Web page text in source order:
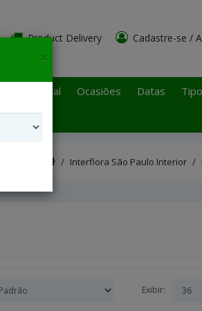
Product Delivery Cadastre-se /
Litoral Ocasiões Datas
Interflora São Paulo Interior
Exibir:
×